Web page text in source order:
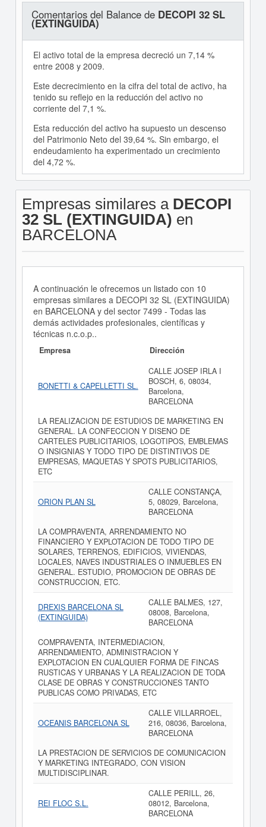
Comentarios del Balance de DECOPI 32 SL
(EXTINGUIDA)
El activo total de la empresa decreció un 7,14 %
entre 2008 y 2009.
Este decrecimiento en la cifra del total de activo, ha
tenido su reflejo en la reducción del activo no
corriente del 7,1 %.
Esta reducción del activo ha supuesto un descenso
del Patrimonio Neto del 39,64 %. Sin embargo, el
endeudamiento ha experimentado un crecimiento
del 4,72 %.
Empresas similares a DECOPI
32 SL (EXTINGUIDA) en
BARCELONA
A continuación le ofrecemos un listado con 10
empresas similares a DECOPI 32 SL (EXTINGUIDA)
en BARCELONA y del sector 7499 - Todas las
demás actividades profesionales, científicas y
técnicas n.c.o.p..
Empresa Dirección
BONETTI & CAPELLETTI SL.
CALLE JOSEP IRLA I
BOSCH, 6, 08034,
Barcelona,
BARCELONA
LA REALIZACION DE ESTUDIOS DE MARKETING EN
GENERAL. LA CONFECCION Y DISENO DE
CARTELES PUBLICITARIOS, LOGOTIPOS, EMBLEMAS
O INSIGNIAS Y TODO TIPO DE DISTINTIVOS DE
EMPRESAS, MAQUETAS Y SPOTS PUBLICITARIOS,
ETC
ORION PLAN SL
CALLE CONSTANÇA,
5, 08029, Barcelona,
BARCELONA
LA COMPRAVENTA, ARRENDAMIENTO NO
FINANCIERO Y EXPLOTACION DE TODO TIPO DE
SOLARES, TERRENOS, EDIFICIOS, VIVIENDAS,
LOCALES, NAVES INDUSTRIALES O INMUEBLES EN
GENERAL. ESTUDIO, PROMOCION DE OBRAS DE
CONSTRUCCION, ETC.
DREXIS BARCELONA SL
(EXTINGUIDA)
CALLE BALMES, 127,
08008, Barcelona,
BARCELONA
COMPRAVENTA, INTERMEDIACION,
ARRENDAMIENTO, ADMINISTRACION Y
EXPLOTACION EN CUALQUIER FORMA DE FINCAS
RUSTICAS Y URBANAS Y LA REALIZACION DE TODA
CLASE DE OBRAS Y CONSTRUCCIONES TANTO
PUBLICAS COMO PRIVADAS, ETC
OCEANIS BARCELONA SL
CALLE VILLARROEL,
216, 08036, Barcelona,
BARCELONA
LA PRESTACION DE SERVICIOS DE COMUNICACION
Y MARKETING INTEGRADO, CON VISION
MULTIDISCIPLINAR.
REI FLOC S.L.
CALLE PERILL, 26,
08012, Barcelona,
BARCELONA